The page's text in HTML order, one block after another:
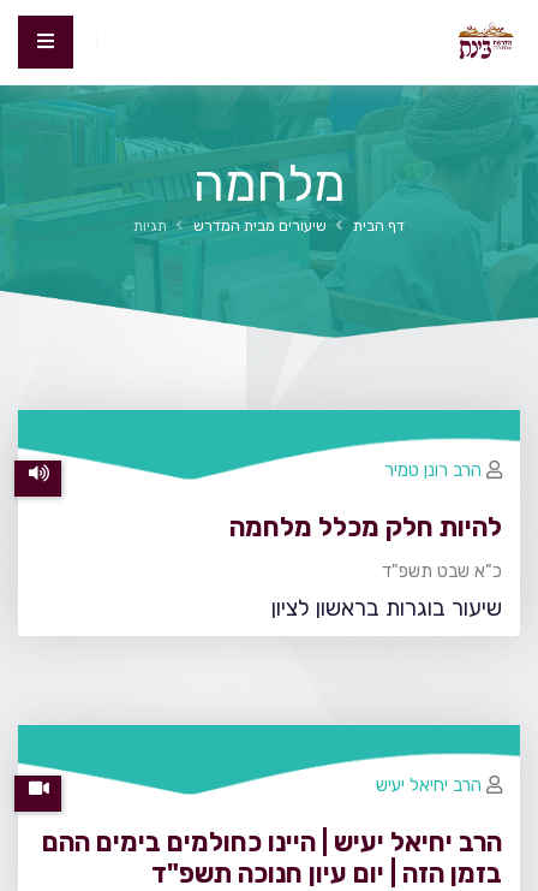
מלחמה
דף הבית שיעורים מבית המדרש תגיות
להיות חלק מכלל מלחמה
כ"א שבט תשפ"ד
שיעור בוגרות בראשון לציון
הרב רונן טמיר
הרב יחיאל יעיש | היינו כחולמים בימים ההם
בזמן הזה | יום עיון חנוכה תשפ"ד
הרב יחיאל יעיש